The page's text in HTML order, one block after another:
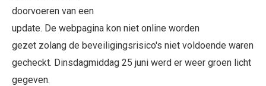
doorvoeren van een
update. De webpagina kon niet online worden
gezet zolang de beveiligingsrisico's niet voldoende waren
gecheckt. Dinsdagmiddag 25 juni werd er weer groen licht
gegeven.